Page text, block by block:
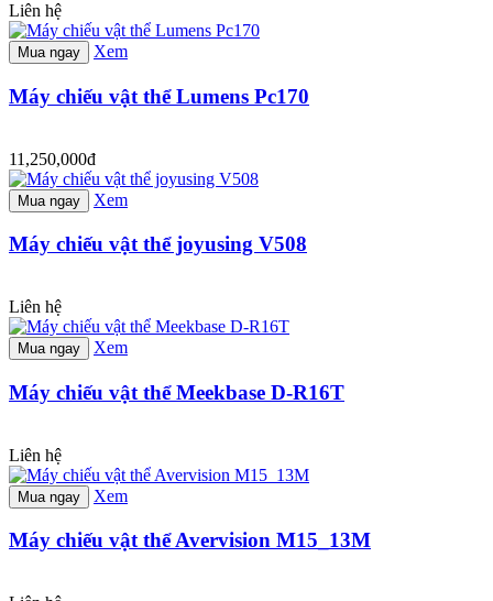
Liên hệ
Mua ngay Xem
Máy chiếu vật thể Lumens Pc170
11,250,000đ
Mua ngay Xem
Máy chiếu vật thể joyusing V508
Liên hệ
Mua ngay Xem
Máy chiếu vật thể Meekbase D-R16T
Liên hệ
Mua ngay Xem
Máy chiếu vật thể Avervision M15_13M